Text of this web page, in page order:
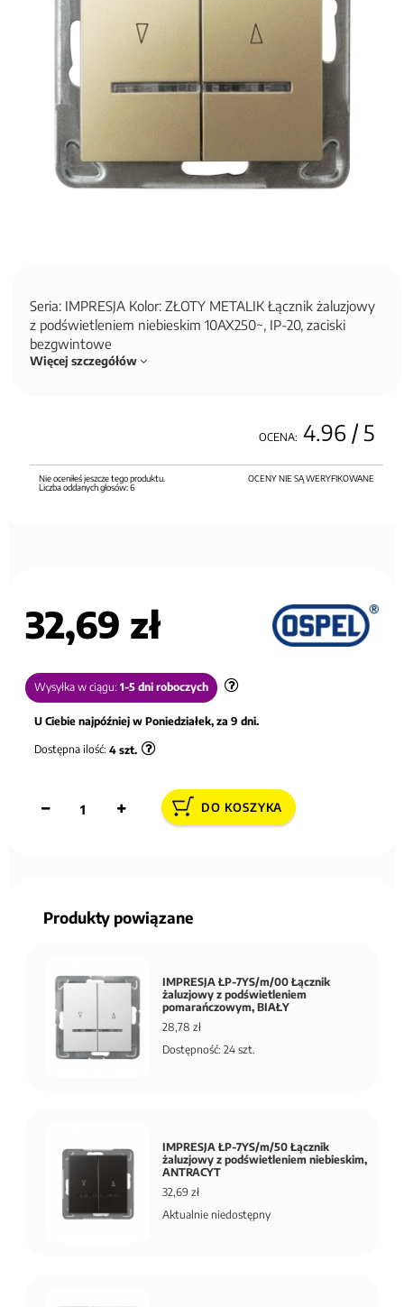
Seria: IMPRESJA Kolor: ZŁOTY METALIK Łącznik żaluzjowy
z podświetleniem niebieskim 10AX250~, IP-20, zaciski
bezgwintowe
Więcej szczegółów
OCENA: 4.96 / 5
OCENY NIE SĄ WERYFIKOWANE
Nie oceniłeś jeszcze tego produktu.
Liczba oddanych głosów:6
32,69 zł
Wysyłka w ciągu: 1-5 dni roboczych
U Ciebie najpóźniej w Poniedziałek, za 9 dni.
Dostępna ilość: 4 szt.
DO KOSZYKA
Produkty powiązane
IMPRESJA ŁP-7YS/m/00 Łącznik
żaluzjowy z podświetleniem
pomarańczowym, BIAŁY
28,78 zł
Dostępność: 24 szt.
IMPRESJA ŁP-7YS/m/50 Łącznik
żaluzjowy z podświetleniem niebieskim,
ANTRACYT
32,69 zł
Aktualnie niedostępny